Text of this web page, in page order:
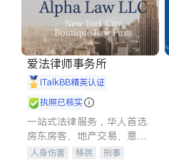
爱法律师事务所
iTalkBB精英认证
执照已核实
一站式法律服务，华人首选.
房东房客、地产交易、意外
伤害、车祸重伤、商业诉
人身伤害 移民
刑事